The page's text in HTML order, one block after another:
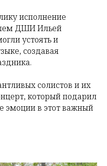
исполнение
ДШИ Ильей
устоять и
создавая
солистов и их
который подарил
эмоции в этот важный